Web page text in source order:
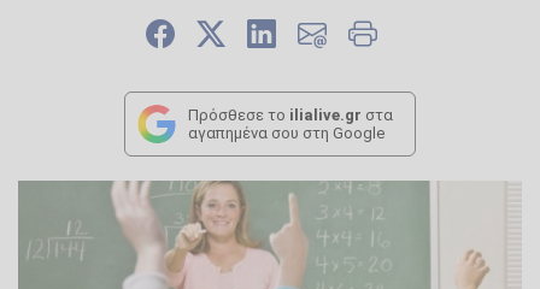
Πρόσθεσε το ilialive.gr στα
αγαπημένα σου στη Google